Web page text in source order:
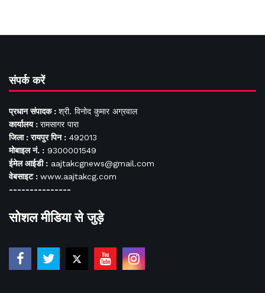
संपर्क करें
प्रधान संपादक : श्री. विनोद कुमार अग्रवाल
कार्यालय : रामसागर पारा
जिला : रायपुर पिन : 492013
मोबाइल नं. : 9300001549
ईमेल आईडी : aajtakcgnews@gmail.com
वेबसाइट : www.aajtakcg.com
---------------
सोशल मीडिया से जुड़े